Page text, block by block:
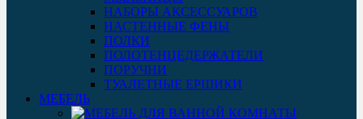
НАБОРЫ АКСЕССУАРОВ
НАСТЕННЫЕ ФЕНЫ
ПОЛКИ
ПОЛОТЕНЦЕДЕРЖАТЕЛИ
ПОРУЧНИ
ТУАЛЕТНЫЕ ЕРШИКИ
МЕБЕЛЬ